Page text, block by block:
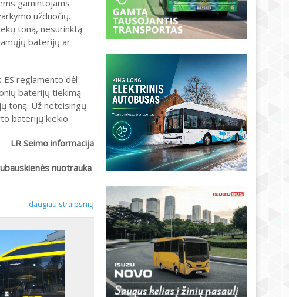
gamintojams
užduočių.
toną, nesurinktą
baterijų ar
reglamento dėl
baterijų tiekimą
toną. Už neteisingų
baterijų kiekio.
LR Seimo informacija
nuotrauka
daugiau straipsnių